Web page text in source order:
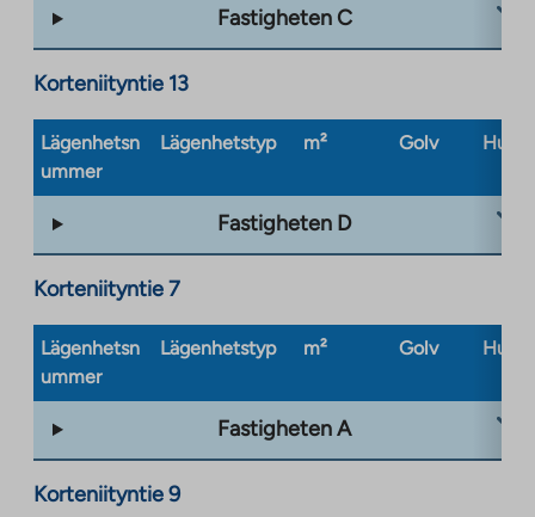
Fastigheten C
Korteniityntie 13
Lägenhetsn
ummer
Lägenhetstyp m² Golv
Fastigheten D
Korteniityntie 7
Lägenhetsn
ummer
Lägenhetstyp m² Golv
Fastigheten A
Korteniityntie 9